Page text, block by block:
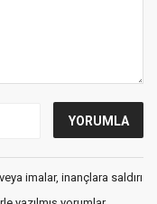
imalar, inançlara saldırı